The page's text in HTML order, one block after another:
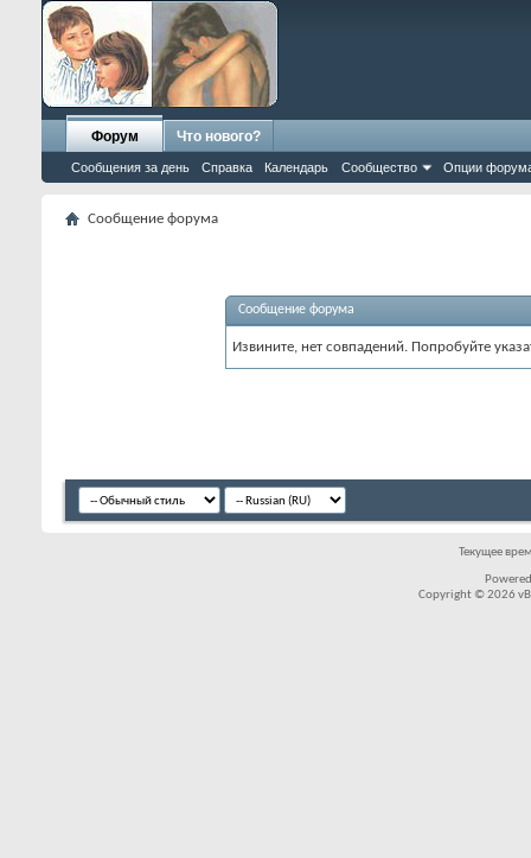
Форум
Сообщения за день Справка Календарь Сообщество Опции
Что нового?
Сообщение форума
Сообщение форума
Извините, нет совпадений. Попробуйте
Текущее
Copyright © 2026